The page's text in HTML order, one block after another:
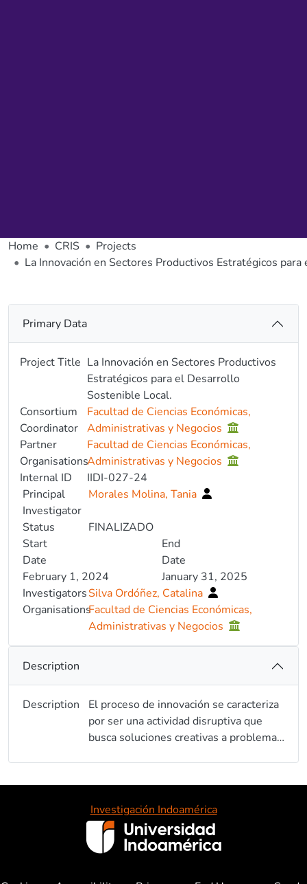
Home CRIS
Projects
La Innovación en Sectores Productivos Estratégicos
Primary Data
Project Title La Innovación en Sectores Productivos
Estratégicos para el Desarrollo
Sostenible Local.
Consortium
Coordinator
Facultad de Ciencias Económicas,
Administrativas y Negocios
Partner
Organisations
Facultad de Ciencias Económicas,
Administrativas y Negocios
Internal ID
IIDI-027-24
Principal
Investigator
Morales Molina, Tania
Status
FINALIZADO
Start
Date
February 1, 2024
End
Date
January 31, 2025
InvestigatorsSilva Ordóñez, Catalina
OrganisationsFacultad de Ciencias Económicas,
Administrativas y Negocios
Description
Description
El proceso de innovación se caracteriza
por ser una actividad disruptiva que
busca soluciones creativas a problemas
continuos, también es un recurso
estratégico dentro de los
planteamientos de desarrollo, puesto
que responde a la comprensión del
conocimiento en ciencia y tecnología,
Investigación Indoamérica